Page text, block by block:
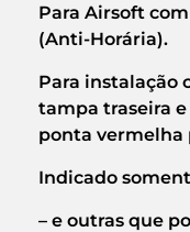
Para Airsoft
(Anti-Horária).
Para instalação
tampa traseira
ponta vermelha
Indicado
– e outras que